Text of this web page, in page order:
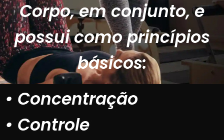
Corpo, em conjunto, e
possui como princípios
básicos:
• Concentração
• Controle